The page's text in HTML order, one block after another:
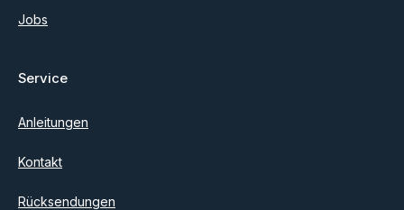
Jobs
Service
Anleitungen
Kontakt
Rücksendungen